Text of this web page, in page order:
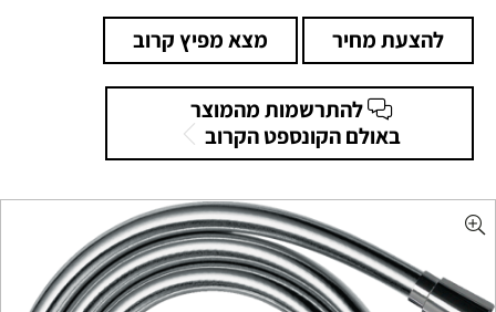
להצעת מחיר מצא מפיץ קרוב
להתרשמות מהמוצר
באולם הקונספט הקרוב